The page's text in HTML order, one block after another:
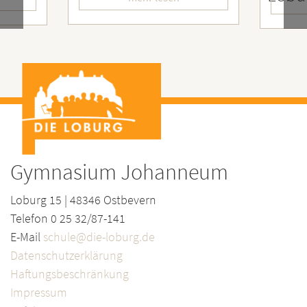
Gymnasium Johanneum
Loburg 15 | 48346 Ostbevern
Telefon 0 25 32/87-141
E-Mail schule@die-loburg.de
Datenschutzerklärung
Haftungsbeschränkung
Impressum